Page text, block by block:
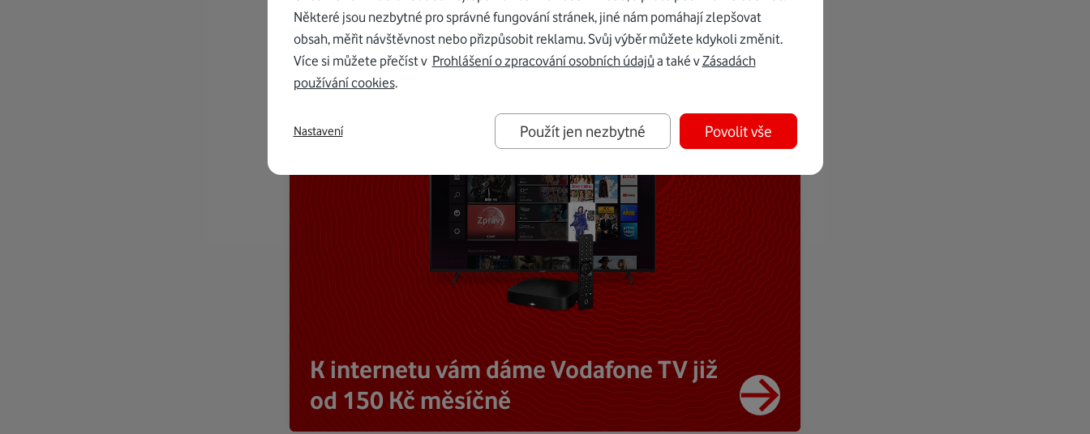
Mohlo by vás zajímat
K internetu vám dáme Vodafone TV již
od 150 Kč měsíčně
Některé jsou nezbytné pro správné fungování stránek, jiné nám pomáhají zlepšovat
obsah, měřit návštěvnost nebo přizpůsobit reklamu. Svůj výběr můžete kdykoli změnit.
Více si můžete přečíst v Prohlášení o zpracování osobních údajů a také vZásadách
používání cookies.
Použít jen nezbytné Povolit vše
Nastavení